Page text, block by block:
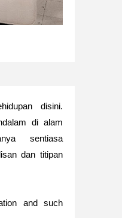
disini.
di alam
sentiasa
dan titipan
and such